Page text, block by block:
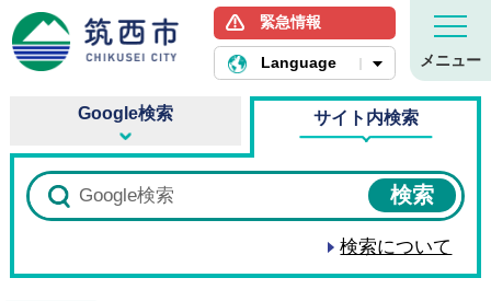
筑西市ホームページ
緊急情報
Language メニュー
Google検索 サイト内検索
検索について